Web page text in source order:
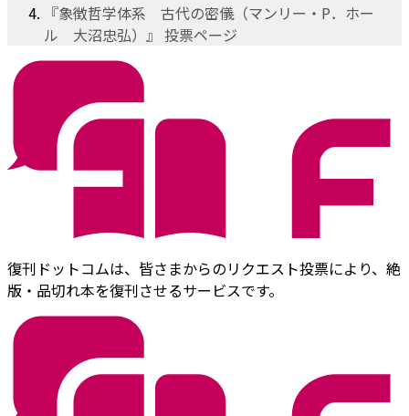
『象徴哲学体系 古代の密儀（マンリー・P．ホー
ル 大沼忠弘）』 投票ページ
復刊ドットコムは、皆さまからのリクエスト投票により、絶
版・品切れ本を復刊させるサービスです。